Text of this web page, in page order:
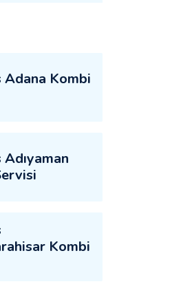
Adana Kombi
Kombi